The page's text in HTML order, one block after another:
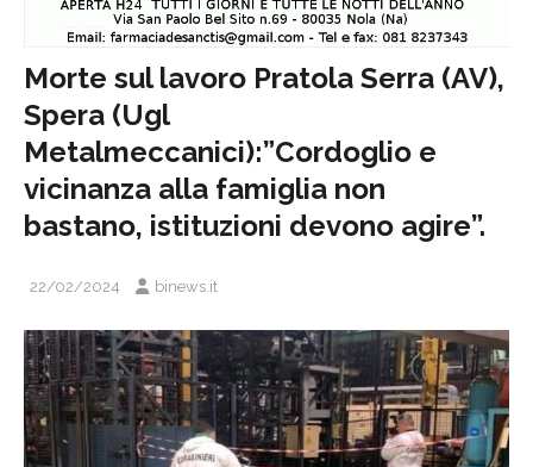
Morte sul lavoro Pratola Serra (AV),
Spera (Ugl
Metalmeccanici):”Cordoglio e
vicinanza alla famiglia non
bastano, istituzioni devono agire”.
22/02/2024 binews.it